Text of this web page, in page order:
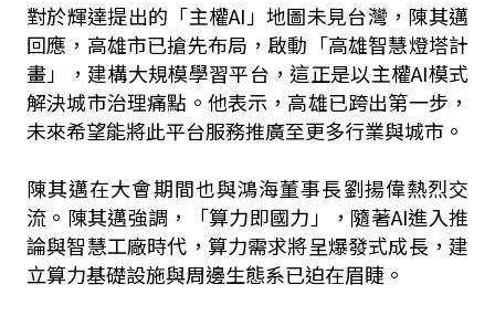
對於輝達提出的「主權AI」地圖未見台灣，陳其邁
回應，高雄市已搶先布局，啟動「高雄智慧燈塔計
畫」，建構大規模學習平台，這正是以主權AI模式
解決城市治理痛點。他表示，高雄已跨出第一步，
未來希望能將此平台服務推廣至更多行業與城市。
陳其邁在大會期間也與鴻海董事長劉揚偉熱烈交
流。陳其邁強調，「算力即國力」，隨著AI進入推
論與智慧工廠時代，算力需求將呈爆發式成長，建
立算力基礎設施與周邊生態系已迫在眉睫。